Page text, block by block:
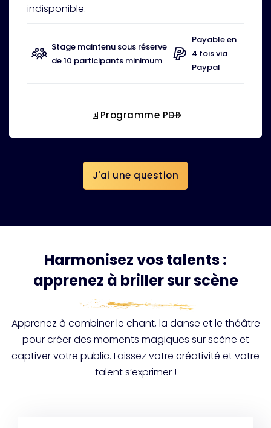
indisponible.
Stage maintenu sous réserve
de 10 participants minimum
Payable en
4 fois via
Paypal
Programme PDF
J'ai une question
Harmonisez vos talents :
apprenez à briller sur scène
Apprenez à combiner le chant, la danse et le théâtre
pour créer des moments magiques sur scène et
captiver votre public. Laissez votre créativité et votre
talent s’exprimer !